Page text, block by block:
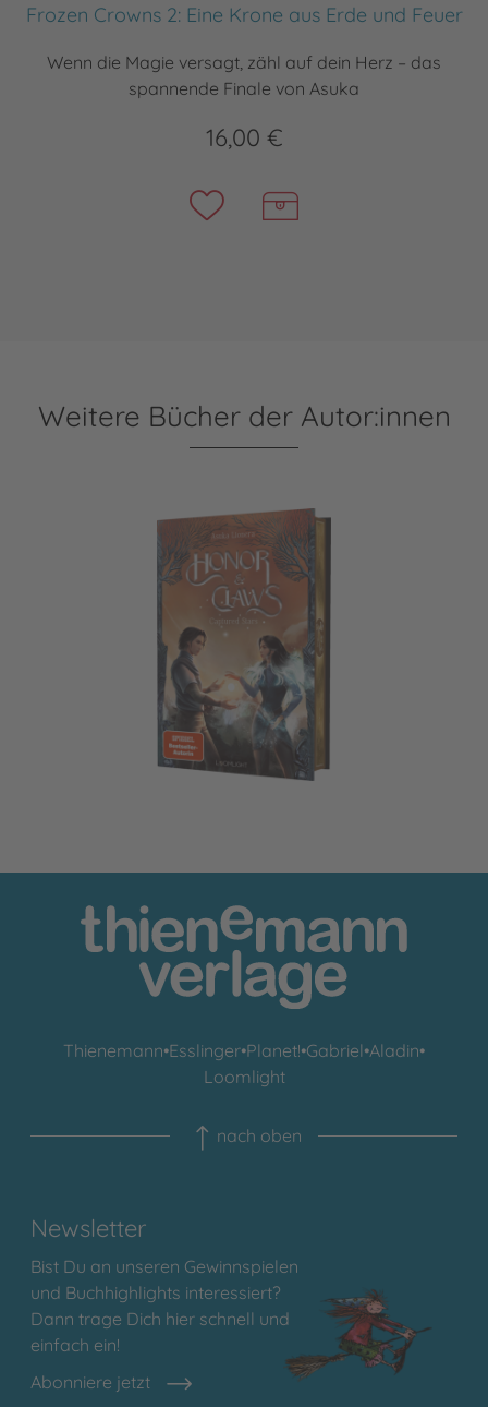
Frozen Crowns 2: Eine Krone aus Erde und Feuer
Wenn die Magie versagt, zähl auf dein Herz – das
spannende Finale von Asuka
16,00 €
Weitere Bücher der Autor:innen
Honor & Claws 2: Captured Stars
Thienemann•Esslinger•Planet!•Gabriel•Aladin•
Loomlight
nach oben
Newsletter
Bist Du an unseren Gewinnspielen
und Buchhighlights interessiert?
Dann trage Dich hier schnell und
einfach ein!
Abonniere jetzt